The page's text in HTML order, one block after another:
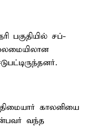
பகுதியில் சப்-
காலனியை
வந்த